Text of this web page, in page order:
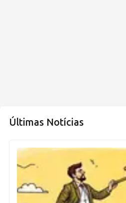
Últimas Notícias